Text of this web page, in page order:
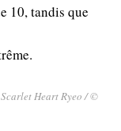
10, tandis que
Heart Ryeo / ©